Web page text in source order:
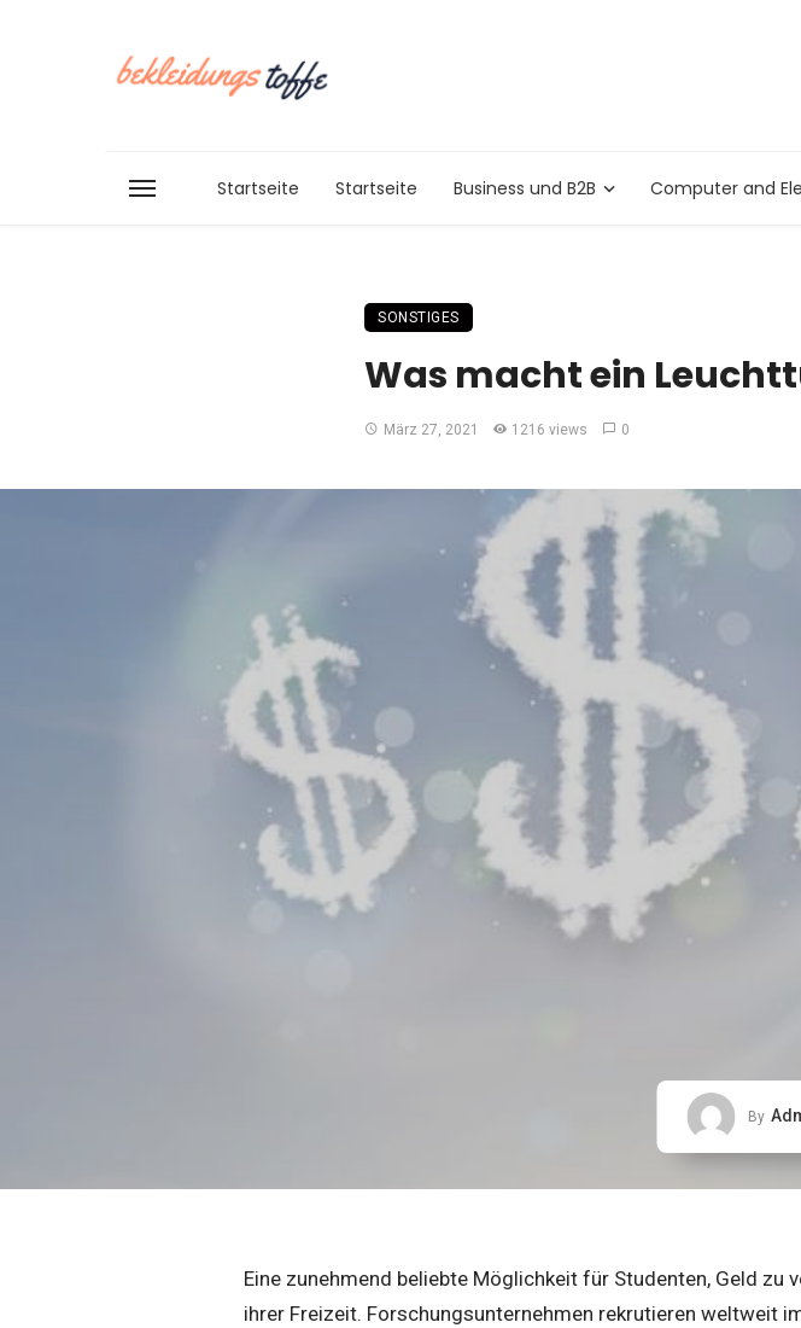
Startseite Startseite Business und B2B Computer and
SONSTIGES
Was macht ein
März 27, 2021 1216 views 0
By
Eine zunehmend beliebte Möglichkeit für Studenten, Geld zu
ihrer Freizeit. Forschungsunternehmen rekrutieren weltweit